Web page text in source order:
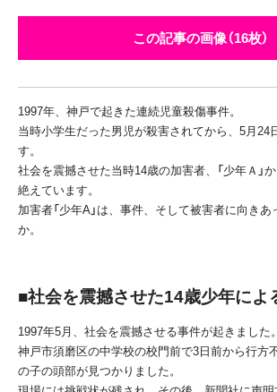
この記事の画像（16枚）
1997年、神戸で起きた連続児童殺傷事件。
当時小学生だった男児が殺害されてから、 5月24
す。
社会を震撼させた当時14歳の加害者、「少年Ａ」
絶えています。
加害者「少年A」は、事件、そして被害者に向き
か。
■社会を震撼させた14歳少年によ
1997年5月、社会を震撼させる事件が起きました。
神戸市須磨区の中学校の校門前で3日前から行方
の子の頭部が見つかりました。